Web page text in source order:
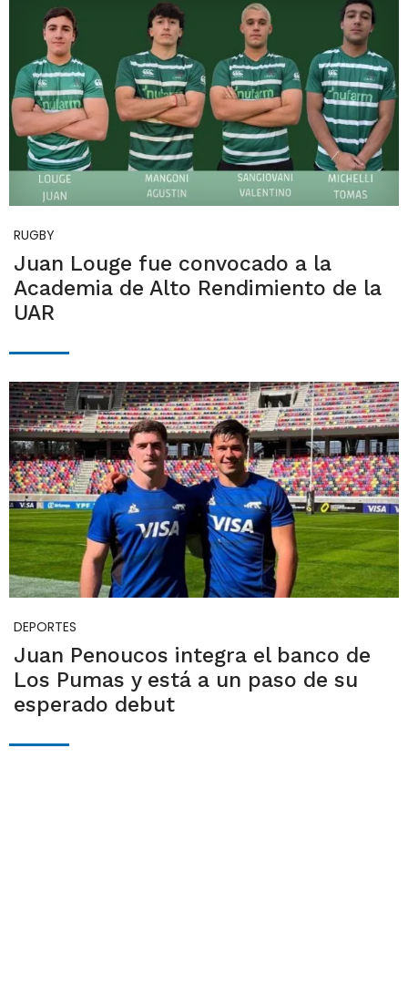
RUGBY
Juan Louge fue convocado a la
Academia de Alto Rendimiento de la
UAR
DEPORTES
Juan Penoucos integra el banco de
Los Pumas y está a un paso de su
esperado debut